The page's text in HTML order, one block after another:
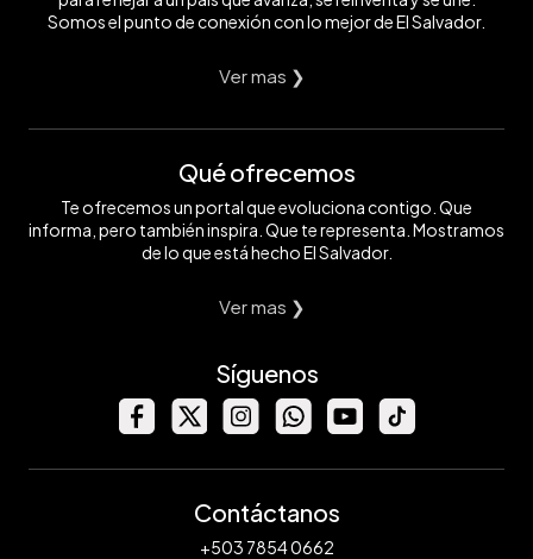
Somos el punto de conexión con lo mejor de El Salvador.
Ver mas ❯
Qué ofrecemos
Te ofrecemos un portal que evoluciona contigo. Que
informa, pero también inspira. Que te representa. Mostramos
de lo que está hecho El Salvador.
Ver mas ❯
Síguenos
Contáctanos
+503 7854 0662